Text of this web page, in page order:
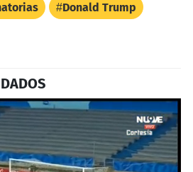
Donald Trump